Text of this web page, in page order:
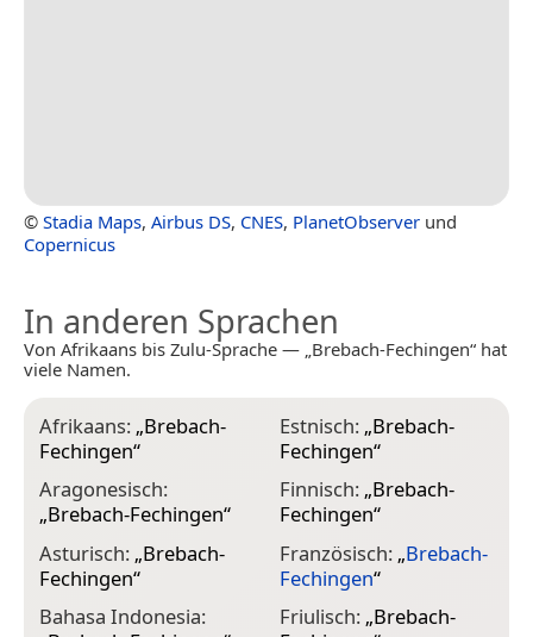
© Stadia Maps, Airbus DS, CNES, PlanetObserver und
Copernicus
In anderen Sprachen
Von Afrikaans bis Zulu-Sprache — „Brebach-Fechingen“ hat
viele Namen.
Afrikaans: „Brebach-
Fechingen“
Aragonesisch:
„Brebach-Fechingen“
Asturisch: „Brebach-
Fechingen“
Bahasa Indonesia:
Estnisch: „Brebach-
Fechingen“
Finnisch: „Brebach-
Fechingen“
Französisch: „Brebach-
Fechingen“
Friulisch: „Brebach-